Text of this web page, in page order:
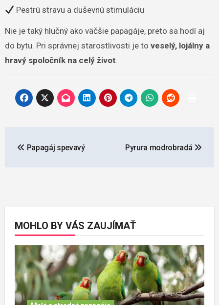
Pestrú stravu a duševnú stimuláciu
Nie je taký hlučný ako väčšie papagáje, preto sa hodí aj
do bytu. Pri správnej starostlivosti je to veselý, lojálny a
hravý spoločník na celý život.
Papagáj spevavý Pyrura modrobradá
MOHLO BY VÁS ZAUJÍMAŤ